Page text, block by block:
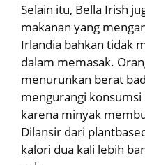
Selain itu, Bella Irish
makanan yang
Irlandia bahkan tidak
dalam memasak.
menurunkan berat
mengurangi
karena minyak
Dilansir dari
kalori dua kali lebih